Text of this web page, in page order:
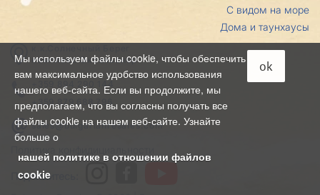
С видом на море
Дома и таунхаусы
комплекс Эксельсиор
+359 894 290 144
+359 879 688 796
sales@bulgarianresales.com
Подпишитесь:
Мы используем файлы cookie, чтобы обеспечить
вам максимальное удобство использования
нашего веб-сайта. Если вы продолжите, мы
предполагаем, что вы согласны получать все
файлы cookie на нашем веб-сайте. Узнайте
больше о
нашей политике в отношении файлов
cookie
ok